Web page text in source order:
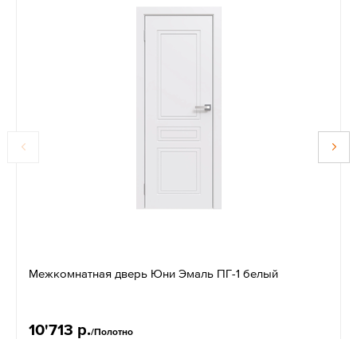
Межкомнатная дверь Юни Эмаль ПГ-1 белый
10'713 р./Полотно